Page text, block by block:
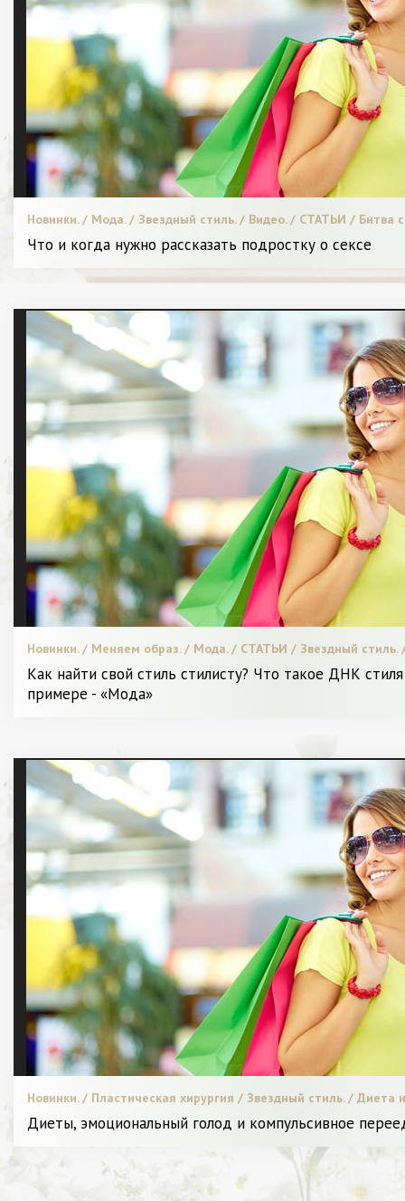
Новинки. / Мода. / Звездный стиль. / Видео. / СТАТЬИ / Битва
питание. / Высокая мода. / Я Женщина - Разное
Что и когда нужно рассказать подростку о сексе
Новинки. / Меняем образ. / Мода. / СТАТЬИ / Звездный стиль.
/ Диета и питание. / Шопинг. / Видео. / Битва стилистов. / Я
Как найти свой стиль стилисту? Что такое ДНК
примере - «Мода»
Новинки. / Пластическая хирургия / Звездный стиль. / Диета
СТАТЬИ / Красота. / С чем носить. / Я Женщина - Разное
Диеты, эмоциональный голод и компульсивное